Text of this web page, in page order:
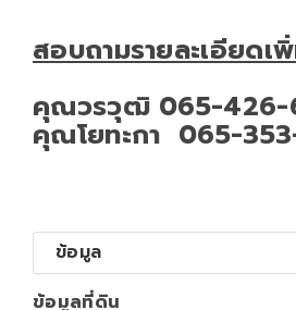
สอบถามรายละเอียดเ
คุณวรวุฒิ 065-426-
คุณโยทะกา 065-
ข้อมูล
ข้อมูลที่ดิน